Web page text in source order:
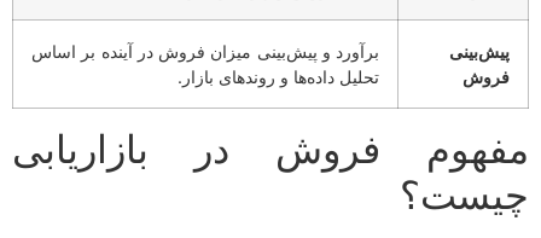
پیش‌بینی
فروش
برآورد و پیش‌بینی میزان فروش در آینده بر اساس
تحلیل داده‌ها و روندهای بازار.
مفهوم فروش در بازاریابی
چیست؟